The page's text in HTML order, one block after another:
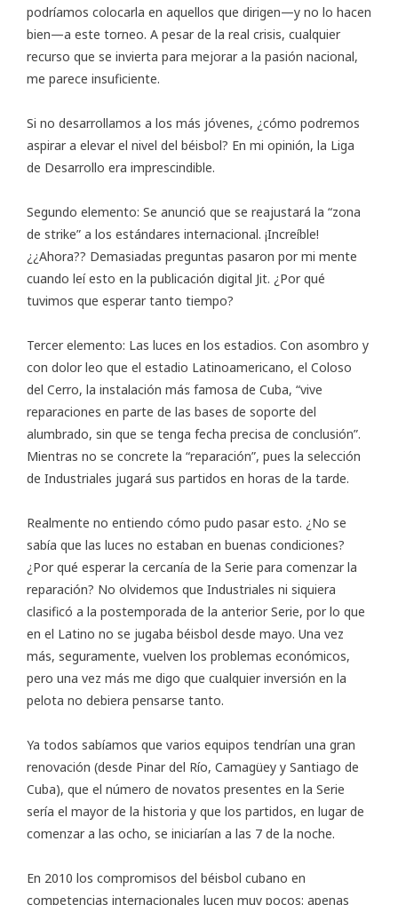
podríamos colocarla en aquellos que dirigen—y no lo hacen
bien—a este torneo. A pesar de la real crisis, cualquier
recurso que se invierta para mejorar a la pasión nacional,
me parece insuficiente.
Si no desarrollamos a los más jóvenes, ¿cómo podremos
aspirar a elevar el nivel del béisbol? En mi opinión, la Liga
de Desarrollo era imprescindible.
Segundo elemento: Se anunció que se reajustará la “zona
de strike” a los estándares internacional. ¡Increíble!
¿¿Ahora?? Demasiadas preguntas pasaron por mi mente
cuando leí esto en la publicación digital Jit. ¿Por qué
tuvimos que esperar tanto tiempo?
Tercer elemento: Las luces en los estadios. Con asombro y
con dolor leo que el estadio Latinoamericano, el Coloso
del Cerro, la instalación más famosa de Cuba, “vive
reparaciones en parte de las bases de soporte del
alumbrado, sin que se tenga fecha precisa de conclusión”.
Mientras no se concrete la “reparación”, pues la selección
de Industriales jugará sus partidos en horas de la tarde.
Realmente no entiendo cómo pudo pasar esto. ¿No se
sabía que las luces no estaban en buenas condiciones?
¿Por qué esperar la cercanía de la Serie para comenzar la
reparación? No olvidemos que Industriales ni siquiera
clasificó a la postemporada de la anterior Serie, por lo que
en el Latino no se jugaba béisbol desde mayo. Una vez
más, seguramente, vuelven los problemas económicos,
pero una vez más me digo que cualquier inversión en la
pelota no debiera pensarse tanto.
Ya todos sabíamos que varios equipos tendrían una gran
renovación (desde Pinar del Río, Camagüey y Santiago de
Cuba), que el número de novatos presentes en la Serie
sería el mayor de la historia y que los partidos, en lugar de
comenzar a las ocho, se iniciarían a las 7 de la noche.
En 2010 los compromisos del béisbol cubano en
competencias internacionales lucen muy pocos: apenas